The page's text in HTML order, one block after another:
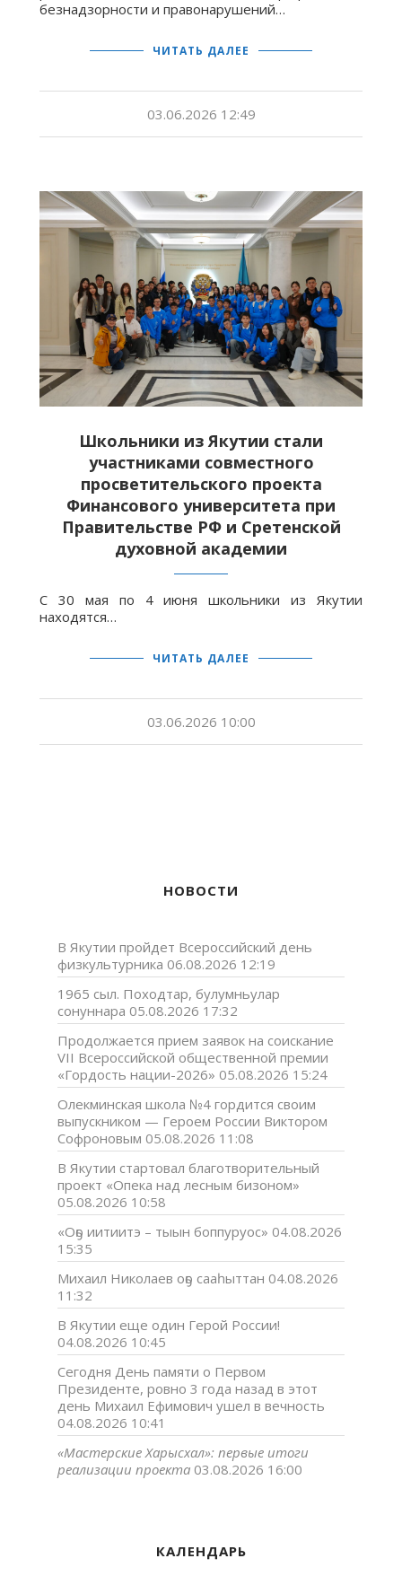
безнадзорности и правонарушений…
ЧИТАТЬ ДАЛЕЕ
03.06.2026 12:49
Школьники из Якутии стали
участниками совместного
просветительского проекта
Финансового университета при
Правительстве РФ и Сретенской
духовной академии
С 30 мая по 4 июня школьники из Якутии
находятся…
ЧИТАТЬ ДАЛЕЕ
03.06.2026 10:00
НОВОСТИ
В Якутии пройдет Всероссийский день
физкультурника 06.08.2026 12:19
1965 сыл. Походтар, булумньулар
сонуннара 05.08.2026 17:32
Продолжается прием заявок на соискание
VII Всероссийской общественной премии
«Гордость нации-2026» 05.08.2026 15:24
Олекминская школа №4 гордится своим
выпускником — Героем России Виктором
Софроновым 05.08.2026 11:08
В Якутии стартовал благотворительный
проект «Опека над лесным бизоном»
05.08.2026 10:58
«Оҕо иитиитэ – тыын боппуруос» 04.08.2026
15:35
Михаил Николаев оҕо сааһыттан 04.08.2026
11:32
В Якутии еще один Герой России!
04.08.2026 10:45
Сегодня День памяти о Первом
Президенте, ровно 3 года назад в этот
день Михаил Ефимович ушел в вечность
04.08.2026 10:41
«Мастерские Харысхал»: первые итоги
реализации проекта 03.08.2026 16:00
КАЛЕНДАРЬ